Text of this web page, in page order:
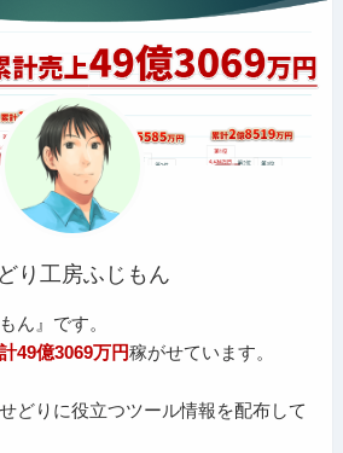
り工房ふじもん
ん』です。
49億3069万円稼がせています。
どりに役立つツール情報を配布して